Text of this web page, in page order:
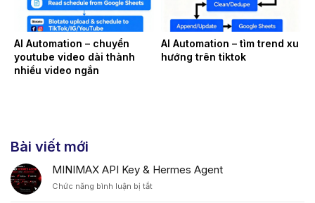
AI Automation – chuyển
youtube video dài thành
nhiều video ngắn
AI Automation – tìm trend xu
hướng trên tiktok
Bài viết mới
MINIMAX API Key & Hermes Agent
Chức năng bình luận bị tắtở